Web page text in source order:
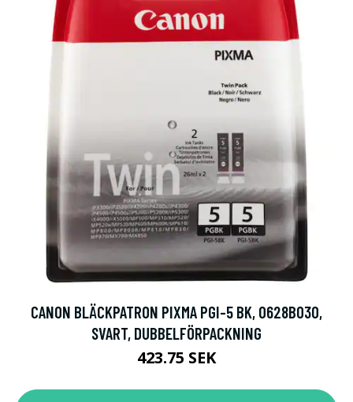
CANON BLÄCKPATRON PIXMA PGI-5 BK, 0628B030,
SVART, DUBBELFÖRPACKNING
423.75 SEK